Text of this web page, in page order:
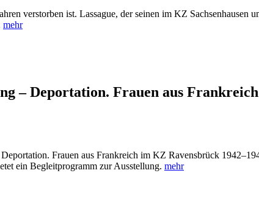
verstorben ist. Lassague, der seinen im KZ Sachsenhausen
mehr
– Deportation. Frauen aus
Frauen aus Frankreich im KZ Ravensbrück
ein Begleitprogramm zur Ausstellung. mehr